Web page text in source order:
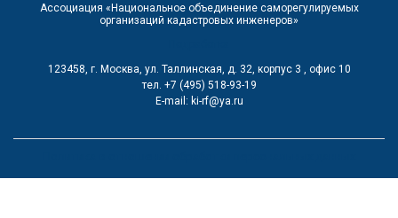
Ассоциация «Национальное объединение саморегулируемых
организаций кадастровых инженеров»
123458, г. Москва, ул. Таллинская, д. 32, корпус 3 , офис 10
тел. +7 (495) 518-93-19
Е-mail: ki-rf@ya.ru